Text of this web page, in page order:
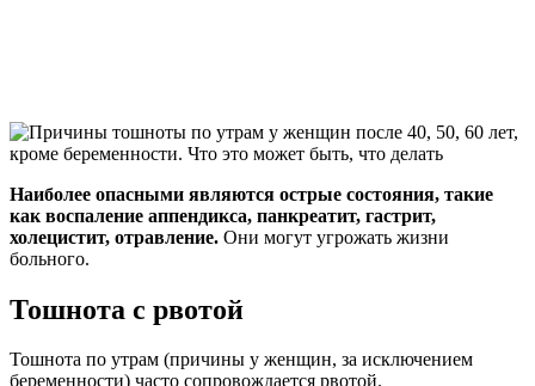
Наиболее опасными являются острые состояния, такие
как воспаление аппендикса, панкреатит, гастрит,
холецистит, отравление. Они могут угрожать жизни
больного.
Тошнота с рвотой
Тошнота по утрам (причины у женщин, за исключением
беременности) часто сопровождается рвотой.